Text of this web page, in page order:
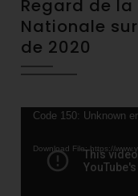
Regard de
Nationale
de 2020
Video
Code 150: Unknown
Download File: https://